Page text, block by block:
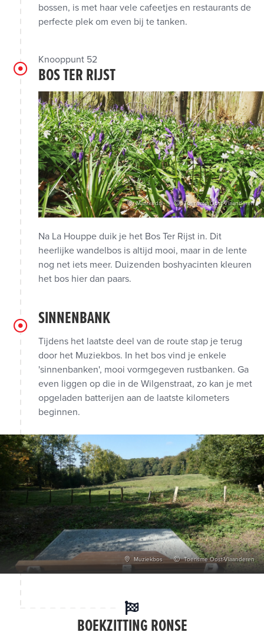
bossen, is met haar vele cafeetjes en restaurants de
perfecte plek om even bij te tanken.
Knooppunt 52
BOS TER RIJST
Maarkedal Toerisme Oost-Vlaanderen
Na La Houppe duik je het Bos Ter Rijst in. Dit
heerlijke wandelbos is altijd mooi, maar in de lente
nog net iets meer. Duizenden boshyacinten kleuren
het bos hier dan paars.
SINNENBANK
Muziekbos Toerisme Oost-Vlaanderen
Tijdens het laatste deel van de route stap je terug
door het Muziekbos. In het bos vind je enkele
'sinnenbanken', mooi vormgegeven rustbanken. Ga
even liggen op die in de Wilgenstraat, zo kan je met
opgeladen batterijen aan de laatste kilometers
beginnen.
BOEKZITTING RONSE